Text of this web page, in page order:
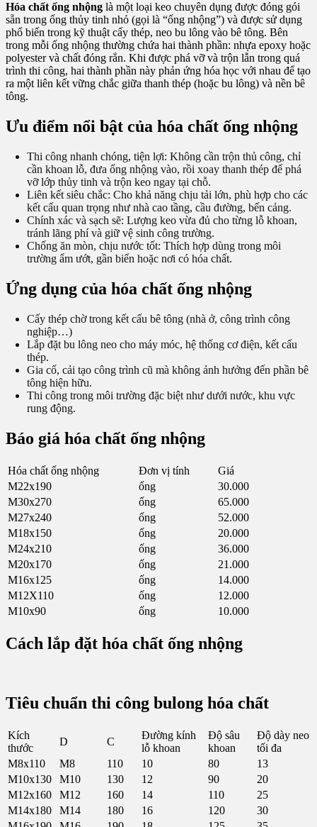
Hóa chất ống nhộng là một loại keo chuyên dụng được đóng gói
sẵn trong ống thủy tinh nhỏ (gọi là “ống nhộng”) và được sử dụng
phổ biến trong kỹ thuật cấy thép, neo bu lông vào bê tông. Bên
trong mỗi ống nhộng thường chứa hai thành phần: nhựa epoxy hoặc
polyester và chất đóng rắn. Khi được phá vỡ và trộn lẫn trong quá
trình thi công, hai thành phần này phản ứng hóa học với nhau để tạo
ra một liên kết vững chắc giữa thanh thép (hoặc bu lông) và nền bê
tông.
Ưu điểm nổi bật của hóa chất ống nhộng
Thi công nhanh chóng, tiện lợi: Không cần trộn thủ công, chỉ
cần khoan lỗ, đưa ống nhộng vào, rồi xoay thanh thép để phá
vỡ lớp thủy tinh và trộn keo ngay tại chỗ.
Liên kết siêu chắc: Cho khả năng chịu tải lớn, phù hợp cho các
kết cấu quan trọng như nhà cao tầng, cầu đường, bến cảng.
Chính xác và sạch sẽ: Lượng keo vừa đủ cho từng lỗ khoan,
tránh lãng phí và giữ vệ sinh công trường.
Chống ăn mòn, chịu nước tốt: Thích hợp dùng trong môi
trường ẩm ướt, gần biển hoặc nơi có hóa chất.
Ứng dụng của hóa chất ống nhộng
Cấy thép chờ trong kết cấu bê tông (nhà ở, công trình công
nghiệp…)
Lắp đặt bu lông neo cho máy móc, hệ thống cơ điện, kết cấu
thép.
Gia cố, cải tạo công trình cũ mà không ảnh hưởng đến phần bê
tông hiện hữu.
Thi công trong môi trường đặc biệt như dưới nước, khu vực
rung động.
Báo giá hóa chất ống nhộng
Hóa chất ống nhộng Đơn vị tính
Giá
M22x190
ống
30.000
M30x270
ống
65.000
M27x240
ống
52.000
M18x150
ống
20.000
M24x210
ống
36.000
M20x170
ống
21.000
M16x125
ống
14.000
M12X110
ống
12.000
M10x90
ống 10.000
Cách lắp đặt hóa chất ống nhộng
Tiêu chuẩn thi công bulong hóa chất
Kích
thước
D C
Đường kính
lỗ khoan
Độ sâu
khoan
Độ dày neo
tối đa
M8x110
M8 110 10 80
13
M10x130
M10 130 12 90
20
M12x160
M12 160 14 110
25
M14x180
M14 180 16 120
30